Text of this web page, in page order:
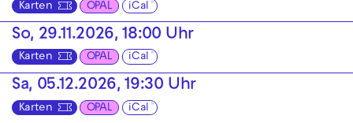
Karten OPAL iCal
So, 29.11.2026, 18:00 Uhr
Karten OPAL iCal
Sa, 05.12.2026, 19:30 Uhr
Karten OPAL iCal